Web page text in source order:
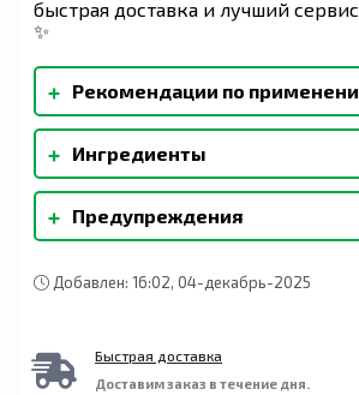
быстрая доставка и лучший сервис
✨
+ Рекомендации по
Хорошо встряхните. Принимать
капли) в день, смешав с соком
+ Ингредиенты
Очищенная вода, сорбат калия и
(для свежести), лимонная
содержит известных
+ Предупреждения
недоступном для детей месте.
Добавлен: 16:02, 04-декабрь-2025
Быстрая доставка
Доставим заказ в течение дня.